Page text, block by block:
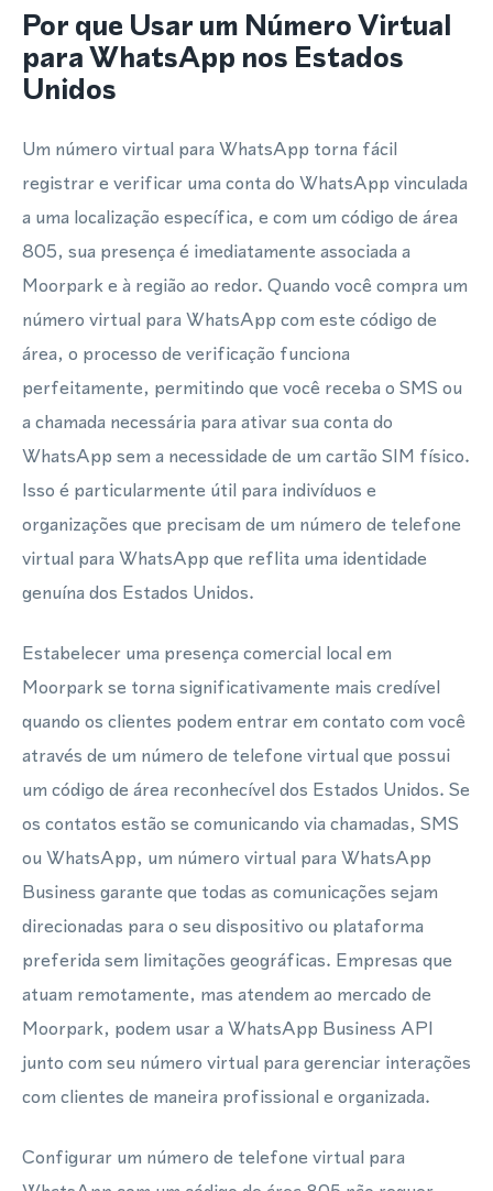
Por que Usar um Número Virtual
para WhatsApp nos Estados
Unidos
Um número virtual para WhatsApp torna fácil
registrar e verificar uma conta do WhatsApp vinculada
a uma localização específica, e com um código de área
805, sua presença é imediatamente associada a
Moorpark e à região ao redor. Quando você compra um
número virtual para WhatsApp com este código de
área, o processo de verificação funciona
perfeitamente, permitindo que você receba o SMS ou
a chamada necessária para ativar sua conta do
WhatsApp sem a necessidade de um cartão SIM físico.
Isso é particularmente útil para indivíduos e
organizações que precisam de um número de telefone
virtual para WhatsApp que reflita uma identidade
genuína dos Estados Unidos.
Estabelecer uma presença comercial local em
Moorpark se torna significativamente mais credível
quando os clientes podem entrar em contato com você
através de um número de telefone virtual que possui
um código de área reconhecível dos Estados Unidos. Se
os contatos estão se comunicando via chamadas, SMS
ou WhatsApp, um número virtual para WhatsApp
Business garante que todas as comunicações sejam
direcionadas para o seu dispositivo ou plataforma
preferida sem limitações geográficas. Empresas que
atuam remotamente, mas atendem ao mercado de
Moorpark, podem usar a WhatsApp Business API
junto com seu número virtual para gerenciar interações
com clientes de maneira profissional e organizada.
Configurar um número de telefone virtual para